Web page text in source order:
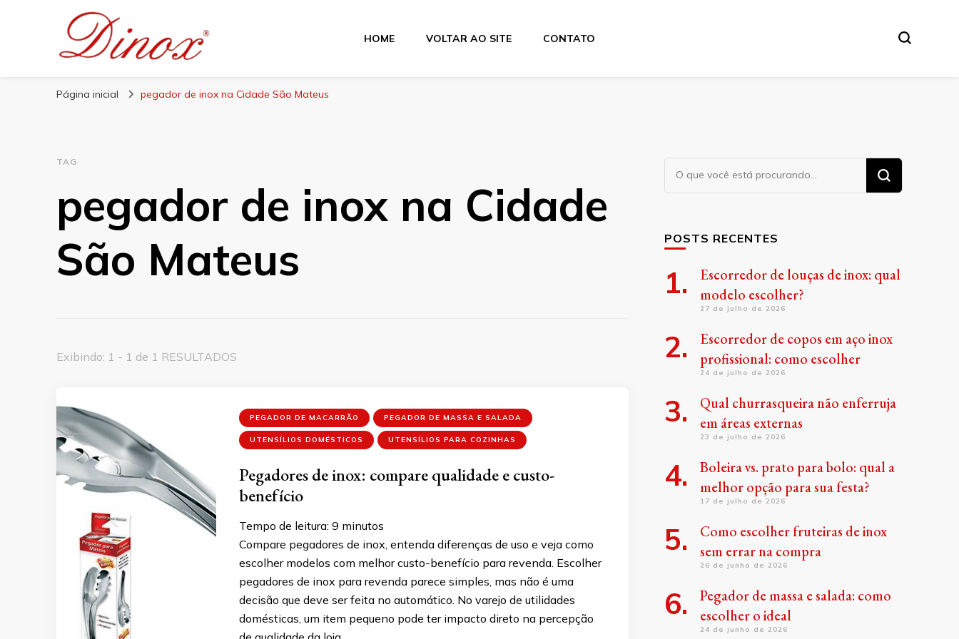
Blog Dinox
HOME VOLTAR AO SITE CONTATO
Página inicial pegador de inox na Cidade São Mateus
TAG
pegador de inox na Cidade
São Mateus
Exibindo: 1 - 1 de 1 RESULTADOS
PEGADOR DE MACARRÃO PEGADOR DE MASSA E SALADA
UTENSÍLIOS DOMÉSTICOS UTENSÍLIOS PARA COZINHAS
Pegadores de inox: compare qualidade e custo-
benefício
Tempo de leitura: 9 minutos
Compare pegadores de inox, entenda diferenças de uso e veja como
escolher modelos com melhor custo-benefício para revenda. Escolher
pegadores de inox para revenda parece simples, mas não é uma
decisão que deve ser feita no automático. No varejo de utilidades
domésticas, um item pequeno pode ter impacto direto na percepção
Procurando
algo?
POSTS RECENTES
Escorredor de louças de inox: qual
modelo escolher?
27 de julho de 2026
Escorredor de copos em aço inox
profissional: como escolher
24 de julho de 2026
Qual churrasqueira não enferruja
em áreas externas
23 de julho de 2026
Boleira vs. prato para bolo: qual a
melhor opção para sua festa?
17 de julho de 2026
Como escolher fruteiras de inox
sem errar na compra
26 de junho de 2026
Pegador de massa e salada: como
escolher o ideal
24 de junho de 2026